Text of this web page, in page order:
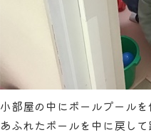
小部屋の中にボールプール
あふれたボールを中に戻し